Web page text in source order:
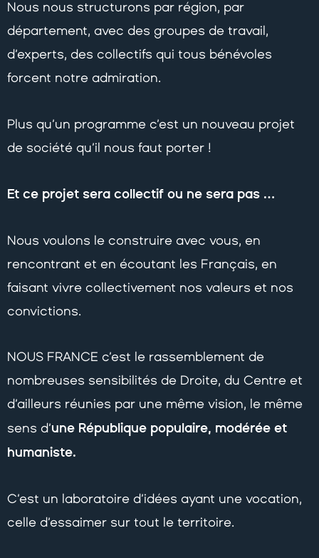
Nous nous structurons par région, par
département, avec des groupes de travail,
d’experts, des collectifs qui tous bénévoles
forcent notre admiration.
Plus qu’un programme c’est un nouveau projet
de société qu’il nous faut porter !
Et ce projet sera collectif ou ne sera pas …
Nous voulons le construire avec vous, en
rencontrant et en écoutant les Français, en
faisant vivre collectivement nos valeurs et nos
convictions.
NOUS FRANCE c’est le rassemblement de
nombreuses sensibilités de Droite, du Centre et
d’ailleurs réunies par une même vision, le même
sens d’une République populaire, modérée et
humaniste.
C’est un laboratoire d’idées ayant une vocation,
celle d’essaimer sur tout le territoire.